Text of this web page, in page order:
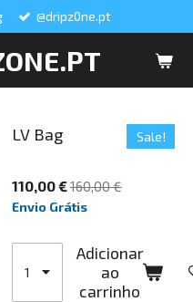
@dripz0ne.pt
LV Bag Sale!
110,00 €160,00 €
Envio Grátis
Adicionar
ao
carrinho